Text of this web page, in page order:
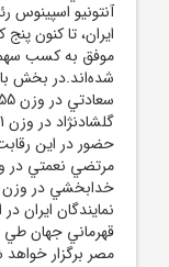
آنتونيو اسپينوس
ايران، تا کنون
موفق به کسب
حضور در اين
نمايندگان ايران
مصر برگزار